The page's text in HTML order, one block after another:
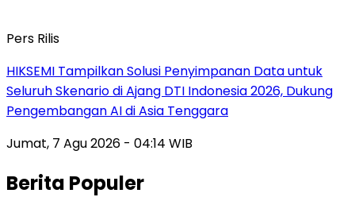
Pers Rilis
HIKSEMI Tampilkan Solusi Penyimpanan Data untuk
Seluruh Skenario di Ajang DTI Indonesia 2026, Dukung
Pengembangan AI di Asia Tenggara
Jumat, 7 Agu 2026 - 04:14 WIB
Berita Populer